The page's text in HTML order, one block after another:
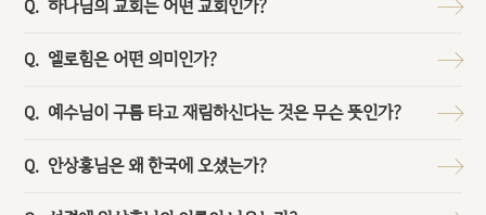
하나님의 교회는 어떤 교회인가?
엘로힘은 어떤 의미인가?
예수님이 구름 타고 재림하신다는 것은 무슨 뜻인가?
안상홍님은 왜 한국에 오셨는가?